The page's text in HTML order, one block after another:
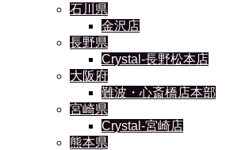
石川県
金沢店
長野県
Crystal-長野松本店
大阪府
難波・心斎橋店本部
宮崎県
Crystal-宮崎店
熊本県